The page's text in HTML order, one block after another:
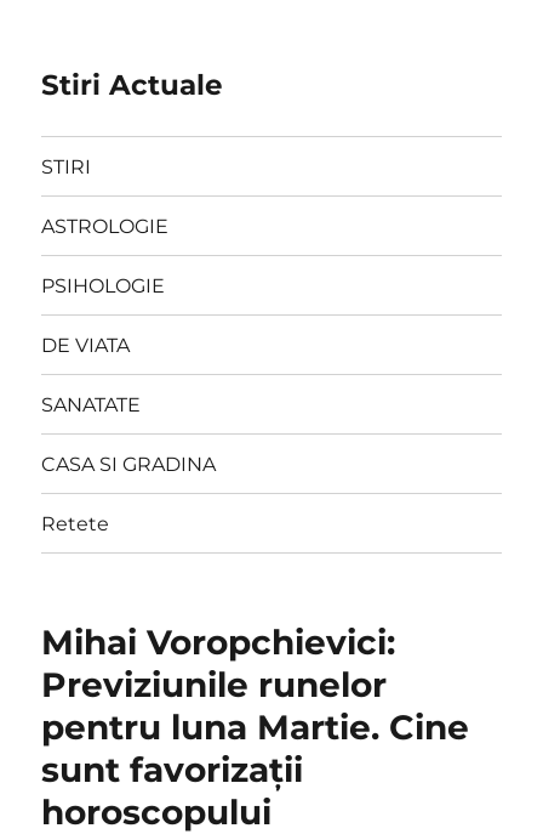
Stiri Actuale
STIRI
ASTROLOGIE
PSIHOLOGIE
DE VIATA
SANATATE
CASA SI GRADINA
Retete
Mihai Voropchievici:
Previziunile runelor
pentru luna Martie. Cine
sunt favorizații
horoscopului